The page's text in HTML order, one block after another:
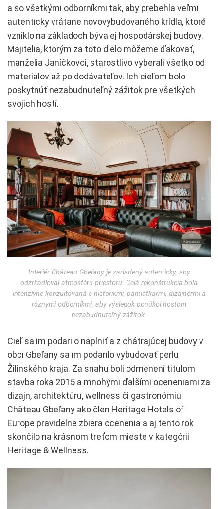
a so všetkými odborníkmi tak, aby prebehla veľmi
autenticky vrátane novovybudovaného krídla, ktoré
vzniklo na základoch bývalej hospodárskej budovy.
Majitelia, ktorým za toto dielo môžeme ďakovať,
manželia Janíčkovci, starostlivo vyberali všetko od
materiálov až po dodávateľov. Ich cieľom bolo
poskytnúť nezabudnuteľný zážitok pre všetkých
svojich hostí.
Interiér Château Gbeľany je zariadený autenticky, aby
odzrkadloval atmosféru priestoru. Celá rekonštrukcia bola
intenzívne konzultovaná s historikmi, pamiatkarmi, dizajnérmi a
rôznymi odborníkmi, aby výsledok ponúkol hosťom
nezabudnuteľný zážitok.
Cieľ sa im podarilo naplniť a z chátrajúcej budovy v
obci Gbeľany sa im podarilo vybudovať perlu
Žilinského kraja. Za snahu boli odmenení titulom
stavba roka 2015 a mnohými ďalšími oceneniami za
dizajn, architektúru, wellness či gastronómiu.
Château Gbeľany ako člen Heritage Hotels of
Europe pravidelne zbiera ocenenia a aj tento rok
skončilo na krásnom treťom mieste v kategórii
Heritage & Wellness.